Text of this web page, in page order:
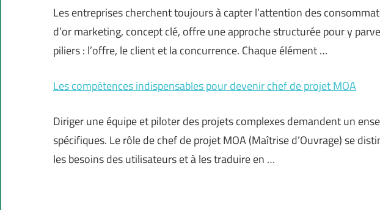
Les entreprises cherchent toujours à capter l’attention des
d’or marketing, concept clé, offre une approche structurée pour y
piliers : l’offre, le client et la concurrence. Chaque élément …
Les compétences indispensables pour devenir chef de projet MOA
Diriger une équipe et piloter des projets complexes demandent un
spécifiques. Le rôle de chef de projet MOA (Maîtrise d’Ouvrage) se
les besoins des utilisateurs et à les traduire en …